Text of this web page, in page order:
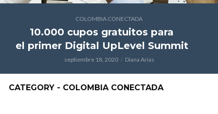
COLOMBIA CONECTADA
10.000 cupos gratuitos para
el primer Digital UpLevel Summit
septiembre 18, 2020 Diana Arias
CATEGORY - COLOMBIA CONECTADA